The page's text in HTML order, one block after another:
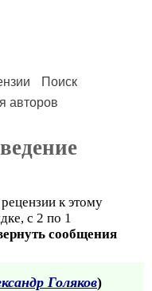
Поиск
авторов
к этому
с 2 по 1
сообщения
Голяков)